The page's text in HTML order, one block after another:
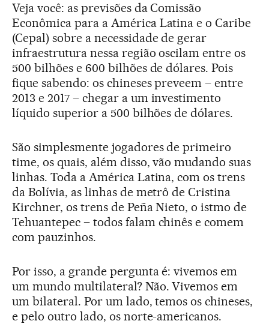
Veja você: as previsões da Comissão
Econômica para a América Latina e o Caribe
(Cepal) sobre a necessidade de gerar
infraestrutura nessa região oscilam entre os
500 bilhões e 600 bilhões de dólares. Pois
fique sabendo: os chineses preveem – entre
2013 e 2017 – chegar a um investimento
líquido superior a 500 bilhões de dólares.
São simplesmente jogadores de primeiro
time, os quais, além disso, vão mudando suas
linhas. Toda a América Latina, com os trens
da Bolívia, as linhas de metrô de Cristina
Kirchner, os trens de Peña Nieto, o istmo de
Tehuantepec – todos falam chinês e comem
com pauzinhos.
Por isso, a grande pergunta é: vivemos em
um mundo multilateral? Não. Vivemos em
um bilateral. Por um lado, temos os chineses,
e pelo outro lado, os norte-americanos.